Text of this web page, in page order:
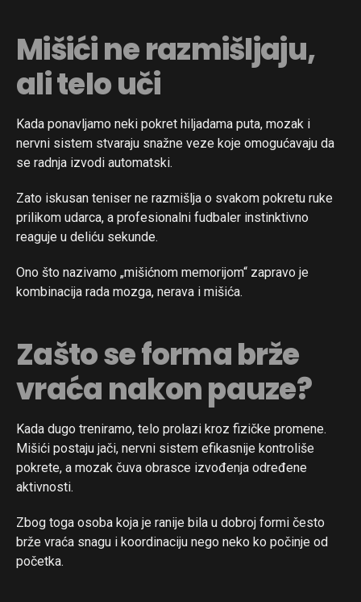
Mišići ne razmišljaju,
ali telo uči
Kada ponavljamo neki pokret hiljadama puta, mozak i
nervni sistem stvaraju snažne veze koje omogućavaju da
se radnja izvodi automatski.
Zato iskusan teniser ne razmišlja o svakom pokretu ruke
prilikom udarca, a profesionalni fudbaler instinktivno
reaguje u deliću sekunde.
Ono što nazivamo „mišićnom memorijom“ zapravo je
kombinacija rada mozga, nerava i mišića.
Zašto se forma brže
vraća nakon pauze?
Kada dugo treniramo, telo prolazi kroz fizičke promene.
Mišići postaju jači, nervni sistem efikasnije kontroliše
pokrete, a mozak čuva obrasce izvođenja određene
aktivnosti.
Zbog toga osoba koja je ranije bila u dobroj formi često
brže vraća snagu i koordinaciju nego neko ko počinje od
početka.